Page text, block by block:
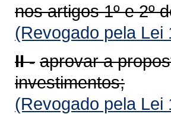
nos artigos 1º e 2º
(Revogado pela Lei
II - aprovar a
investimentos;
(Revogado pela Lei